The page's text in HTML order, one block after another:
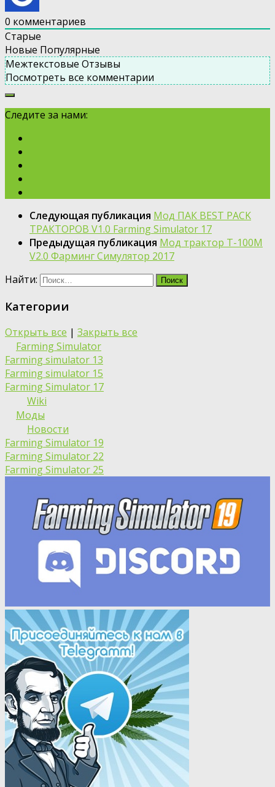
0 комментариев
Старые
Новые Популярные
Межтекстовые Отзывы
Посмотреть все комментарии
Следите за нами:
Следующая публикация Мод ПАК BEST PACK
ТРАКТОРОВ V1.0 Farming Simulator 17
Предыдущая публикация Мод трактор T-100M
V2.0 Фарминг Симулятор 2017
Найти:
Категории
Открыть все | Закрыть все
Farming Simulator
Farming simulator 13
Farming simulator 15
Farming Simulator 17
Wiki
Моды
Новости
Farming Simulator 19
Farming Simulator 22
Farming Simulator 25